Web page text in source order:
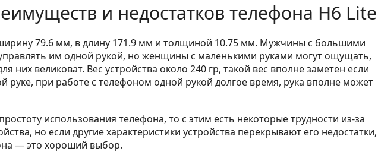
и недостатков телефона H6 Lite
79.6 мм, в длину 171.9 мм и толщиной 10.75 мм. Мужчины с большими
им одной рукой, но женщины с маленькими руками могут ощущать,
них великоват. Вес устройства около 240 гр, такой вес вполне заметен если
руке, при работе с телефоном одной рукой долгое время, рука вполне может
использования телефона, то с этим есть некоторые трудности из-за
но если другие характеристики устройства перекрывают его недостатки,
— это хороший выбор.